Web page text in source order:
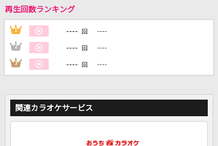
DAMに会員登録・ログインして
カラオケをもっと楽しもう！
再生回数ランキング
1 ---- 回 ----
2 ---- 回 ----
3 ---- 回 ----
関連カラオケサービス